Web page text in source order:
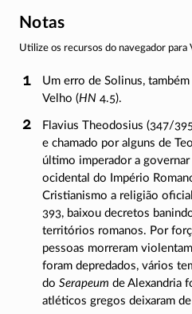
Notas
Utilize os recursos do navegador para
Um erro de Solinus,
Velho (HN 4.5).
Flavius Theodosius (347/
e chamado por alguns de
último imperador a
ocidental do Império
Cristianismo a religião
393, baixou decretos
territórios romanos. Por
pessoas morreram
foram depredados, vários
do Serapeum de Alexandria
atléticos gregos deixaram